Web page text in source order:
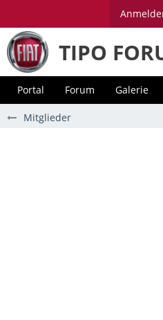
TIPO
Portal Forum Galerie
Mitglieder